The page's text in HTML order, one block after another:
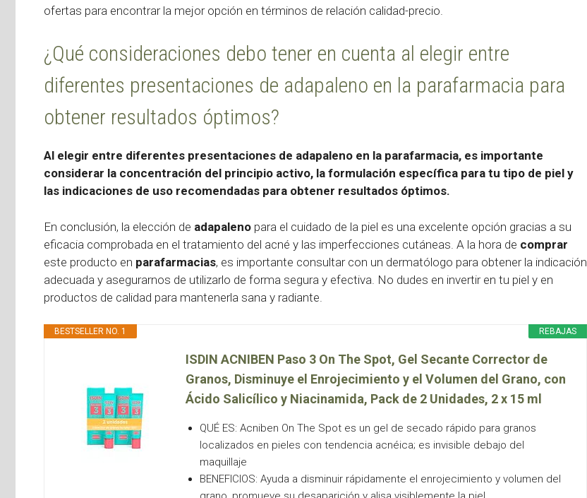
ofertas para encontrar la mejor opción en términos de relación calidad-precio.
¿Qué consideraciones debo tener en cuenta al elegir entre
diferentes presentaciones de adapaleno en la parafarmacia para
obtener resultados óptimos?
Al elegir entre diferentes presentaciones de adapaleno en la parafarmacia, es importante
considerar la concentración del principio activo, la formulación específica para tu tipo de piel y
las indicaciones de uso recomendadas para obtener resultados óptimos.
En conclusión, la elección de adapaleno para el cuidado de la piel es una excelente opción gracias a su
eficacia comprobada en el tratamiento del acné y las imperfecciones cutáneas. A la hora de comprar
este producto en parafarmacias, es importante consultar con un dermatólogo para obtener la indicación
adecuada y asegurarnos de utilizarlo de forma segura y efectiva. No dudes en invertir en tu piel y en
productos de calidad para mantenerla sana y radiante.
REBAJAS
BESTSELLER NO. 1
ISDIN ACNIBEN Paso 3 On The Spot, Gel Secante Corrector de
Granos, Disminuye el Enrojecimiento y el Volumen del Grano, con
Ácido Salicílico y Niacinamida, Pack de 2 Unidades, 2 x 15 ml
QUÉ ES: Acniben On The Spot es un gel de secado rápido para granos
localizados en pieles con tendencia acnéica; es invisible debajo del
maquillaje
BENEFICIOS: Ayuda a disminuir rápidamente el enrojecimiento y volumen del